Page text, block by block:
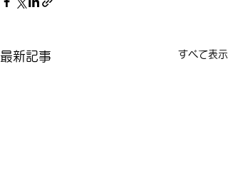
最新記事 すべて表示